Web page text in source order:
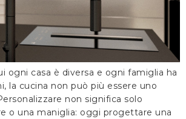
ogni casa è diversa e ogni famiglia ha
la cucina non può più essere uno
non significa solo
o una maniglia: oggi progettare una